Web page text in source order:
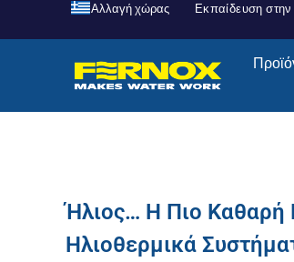
Αλλαγή χώρας Εκπαίδευση
Ήλιος… Η Πιο Καθαρή
Ηλιοθερμικά